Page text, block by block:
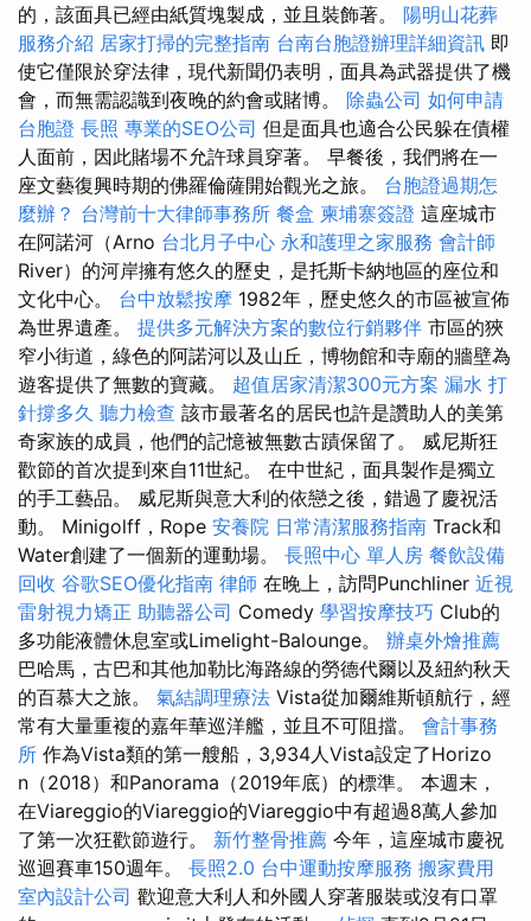
的，該面具已經由紙質塊製成，並且裝飾著。 陽明山花葬
服務介紹 居家打掃的完整指南 台南台胞證辦理詳細資訊 即
使它僅限於穿法律，現代新聞仍表明，面具為武器提供了機
會，而無需認識到夜晚的約會或賭博。 除蟲公司 如何申請
台胞證 長照 專業的SEO公司 但是面具也適合公民躲在債權
人面前，因此賭場不允許球員穿著。 早餐後，我們將在一
座文藝復興時期的佛羅倫薩開始觀光之旅。 台胞證過期怎
麼辦？ 台灣前十大律師事務所 餐盒 柬埔寨簽證 這座城市
在阿諾河（Arno 台北月子中心 永和護理之家服務 會計師
River）的河岸擁有悠久的歷史，是托斯卡納地區的座位和
文化中心。 台中放鬆按摩 1982年，歷史悠久的市區被宣佈
為世界遺產。 提供多元解決方案的數位行銷夥伴 市區的狹
窄小街道，綠色的阿諾河以及山丘，博物館和寺廟的牆壁為
遊客提供了無數的寶藏。 超值居家清潔300元方案 漏水 打
針撐多久 聽力檢查 該市最著名的居民也許是讚助人的美第
奇家族的成員，他們的記憶被無數古蹟保留了。 威尼斯狂
歡節的首次提到來自11世紀。 在中世紀，面具製作是獨立
的手工藝品。 威尼斯與意大利的依戀之後，錯過了慶祝活
動。 Minigolff，Rope 安養院 日常清潔服務指南 Track和
Water創建了一個新的運動場。 長照中心 單人房 餐飲設備
回收 谷歌SEO優化指南 律師 在晚上，訪問Punchliner 近視
雷射視力矯正 助聽器公司 Comedy 學習按摩技巧 Club的
多功能液體休息室或Limelight-Balounge。 辦桌外燴推薦
巴哈馬，古巴和其他加勒比海路線的勞德代爾以及紐約秋天
的百慕大之旅。 氣結調理療法 Vista從加爾維斯頓航行，經
常有大量重複的嘉年華巡洋艦，並且不可阻擋。 會計事務
所 作為Vista類的第一艘船，3,934人Vista設定了Horizo​​
n（2018）和Panorama（2019年底）的標準。 本週末，
在Viareggio的Viareggio的Viareggio中有超過8萬人參加
了第一次狂歡節遊行。 新竹整骨推薦 今年，這座城市慶祝
巡迴賽車150週年。 長照2.0 台中運動按摩服務 搬家費用
室內設計公司 歡迎意大利人和外國人穿著服裝或沒有口罩